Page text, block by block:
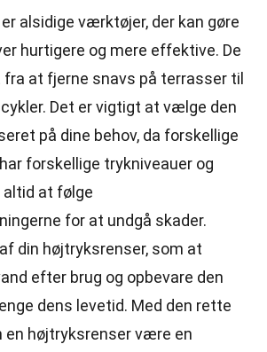
alsidige værktøjer, der kan gøre
hurtigere og mere effektive. De
fra at fjerne snavs på terrasser til
Det er vigtigt at vælge den
på dine behov, da forskellige
forskellige trykniveauer og
altid at følge
for at undgå skader.
din højtryksrenser, som at
efter brug og opbevare den
dens levetid. Med den rette
en højtryksrenser være en